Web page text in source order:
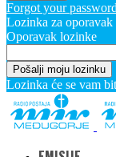
Forgot your
Lozinka za oporavak
Oporavak lozinke
Lozinka će se vam